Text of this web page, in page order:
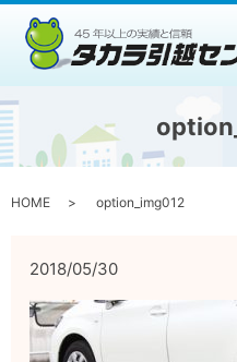
HOME option_img012
2018/05/30